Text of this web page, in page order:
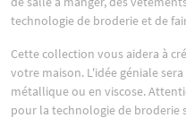
technologie de broderie et de
Cette collection vous aidera à
votre maison. L'idée géniale
métallique ou en viscose.
pour la technologie de broderie